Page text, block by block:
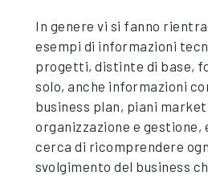
In genere vi si fanno
esempi di informazioni
progetti, distinte di base,
solo, anche informazioni
business plan, piani
organizzazione e gestione,
cerca di ricomprendere
svolgimento del business